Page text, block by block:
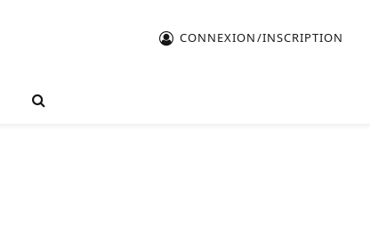
CONNEXION/INSCRIPTION